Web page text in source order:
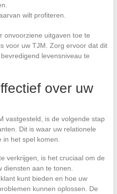
wilt profiteren.
onvoorziene uitgaven toe te
voor uw TJM. Zorg ervoor dat dit
levensniveau te
over uw
vastgesteld, is de volgende stap
Dit is waar uw relationele
het spel komen.
verkrijgen, is het cruciaal om de
diensten aan te tonen.
kunt bieden en hoe uw
kunnen oplossen. De